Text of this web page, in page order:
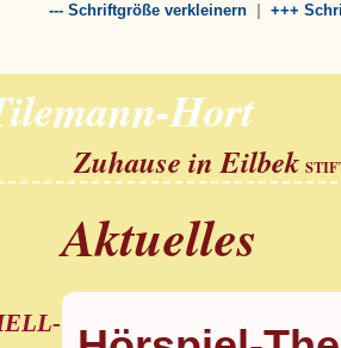
--- Schriftgröße verkleinern | +++
Hort
Zuhause in Eilbek
Aktuelles